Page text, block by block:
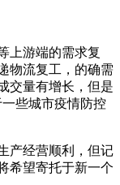
上游端的需求复
物流复工，的确需
交量有增长，但是
些城市疫情防控
产经营顺利，但记
希望寄托于新一个